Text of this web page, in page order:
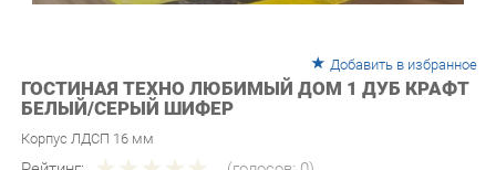
ГОСТИНАЯ ТЕХНО ЛЮБИМЫЙ ДОМ 1 ДУБ КРАФТ
БЕЛЫЙ/СЕРЫЙ ШИФЕР
Корпус ЛДСП 16 мм
Рейтинг: